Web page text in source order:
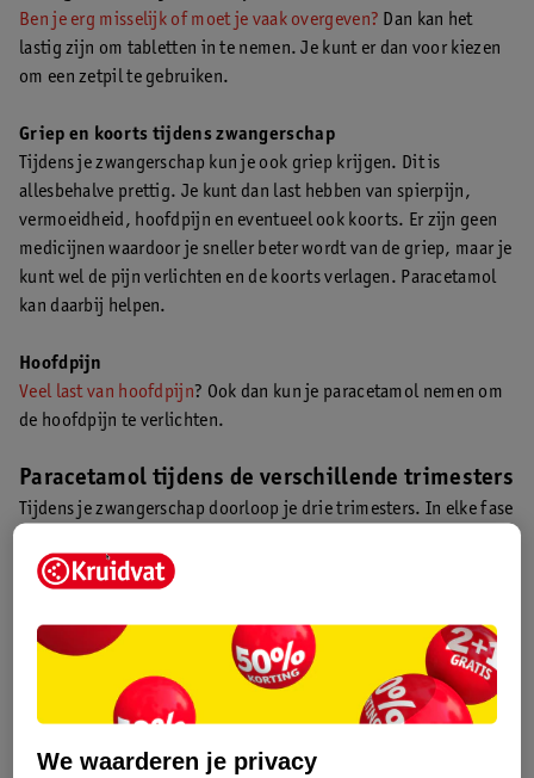
Ben je erg misselijk of moet je vaak overgeven? Dan kan het
lastig zijn om tabletten in te nemen. Je kunt er dan voor kiezen
om een zetpil te gebruiken.
Griep en koorts tijdens zwangerschap
Tijdens je zwangerschap kun je ook griep krijgen. Dit is
allesbehalve prettig. Je kunt dan last hebben van spierpijn,
vermoeidheid, hoofdpijn en eventueel ook koorts. Er zijn geen
medicijnen waardoor je sneller beter wordt van de griep, maar je
kunt wel de pijn verlichten en de koorts verlagen. Paracetamol
kan daarbij helpen.
Hoofdpijn
Veel last van hoofdpijn? Ook dan kun je paracetamol nemen om
de hoofdpijn te verlichten.
Paracetamol tijdens de verschillende trimesters
Tijdens je zwangerschap doorloop je drie trimesters. In elke fase
klachten, zoals hoofdpijn, spierpijn of rugpijn. Heb je pijn of
koorts? Dan vraag je je misschien af of je paracetamol kunt
gebruiken. Hieronder lees je meer over het gebruik van
paracetamol per trimester.
*Dit is een geneesmiddel. Lees voor het kopen de verpakking.
We waarderen je privacy